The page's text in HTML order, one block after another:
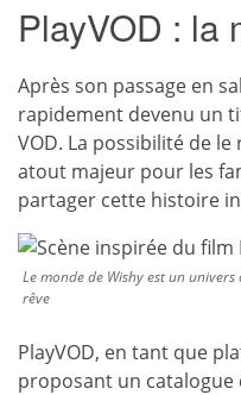
PlayVOD : la
Après son passage en
rapidement devenu un
VOD. La possibilité de
atout majeur pour les
partager cette histoire
Le monde de Wishy est un
rêve
PlayVOD, en tant que
proposant un catalogue